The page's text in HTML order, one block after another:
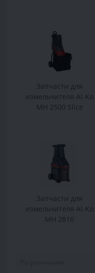
Запчасти для
измельчителя Al-Ko
MH 2500 Slice
Запчасти для
измельчителя Al-Ko
MH 2810